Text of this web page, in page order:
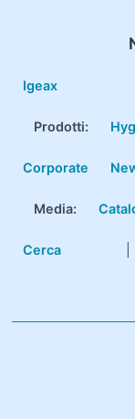
Igeax
Prodotti:
Corporate
Media:
Cerca